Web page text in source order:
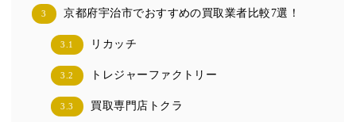
3 京都府宇治市でおすすめの買取業者比較7選！
3.1 リカッチ
3.2 トレジャーファクトリー
3.3 買取専門店トクラ